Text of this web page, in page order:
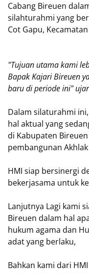
Cabang Bireuen
silahturahmi yang
Cot Gapu,
"Tujuan utama kami
Bapak Kajari Bireuen
baru di periode ini"
Dalam silaturahmi
hal aktual yang
di Kabupaten
pembangunan
HMI siap bersinergi
bekerjasama untuk
Lanjutnya Lagi kami
Bireuen dalam hal
hukum agama dan
adat yang berlaku,
Bahkan kami dari